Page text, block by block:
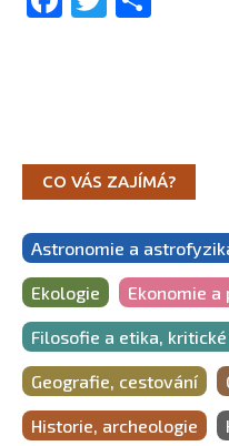
CO VÁS ZAJÍMÁ?
Astronomie a
Ekologie Ekonomie a
Filosofie a etika,
Geografie, cestování
Historie, archeologie